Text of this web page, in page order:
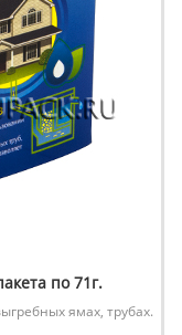
по 71г.
ямах, трубах.